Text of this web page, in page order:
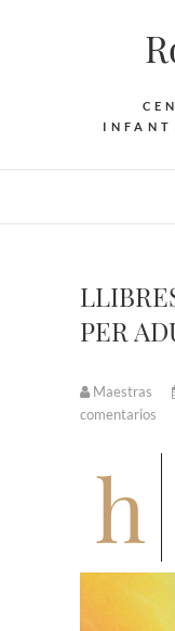
PER
Maestras
comentarios
https://www.ingedicions.com/?